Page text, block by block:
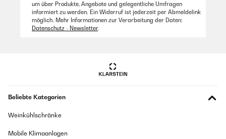
um über Produkte, Angebote und gelegentliche Umfragen
informiert zu werden. Ein Widerruf ist jederzeit per Abmeldelink
möglich. Mehr Informationen zur Verarbeitung der Daten:
Datenschutz - Newsletter.
Beliebte Kategorien
Weinkühlschränke
Mobile Klimaanlagen